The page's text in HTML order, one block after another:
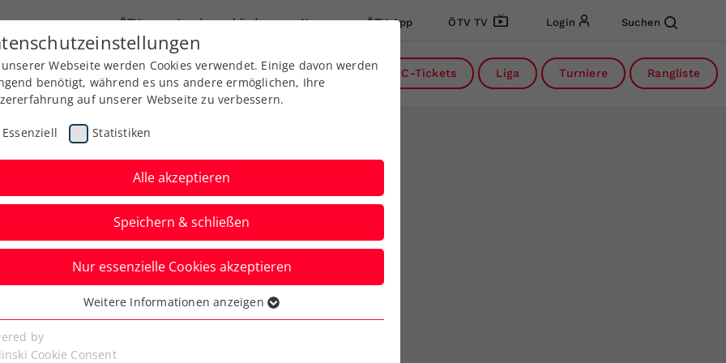
ÖTV Landesverbände News ÖTV App ÖTV TV Login Suchen
Ausbildung Services Über uns DC-Tickets Liga Turniere Rangliste
für
Sageder und
Webseite werden Cookies verwendet. Einige davon werden
benötigt, während es uns andere ermöglichen, Ihre
auf unserer Webseite zu verbessern.
Essenziell Statistiken
Alle akzeptieren
Speichern & schließen
Nur essenzielle Cookies akzeptieren
Cookies werden für grundlegende Funktionen der
benötigt. Dadurch ist gewährleistet, dass die Webseite
Weitere Informationen anzeigen
by
Cookie Consent